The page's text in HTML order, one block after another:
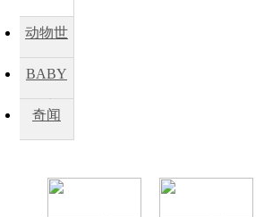
动物世
BABY
秀
奇闻